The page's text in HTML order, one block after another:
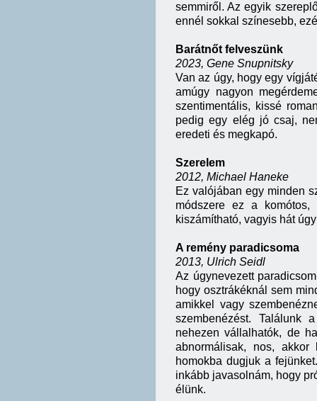
semmiről. Az egyik
ennél sokkal színesebb,
Barátnőt felveszünk
2023, Gene Snupnitsky
Van az úgy, hogy egy
amúgy nagyon
szentimentális, kissé
pedig egy elég jó csaj,
eredeti és megkapó.
Szerelem
2012, Michael Haneke
Ez valójában egy minden
módszere ez a
kiszámítható, vagyis hát
A remény paradicsoma
2013, Ulrich Seidl
Az úgynevezett
hogy osztrákéknál sem
amikkel vagy
szembenézést. Találunk
nehezen vállalhatók, de
abnormálisak, nos,
homokba dugjuk a
inkább javasolnám, hogy
élünk.